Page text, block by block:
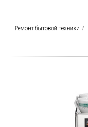
Ремонт бытовой техники /